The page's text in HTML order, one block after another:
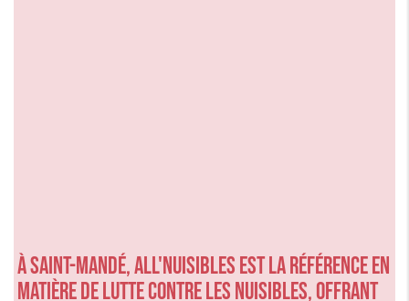
À Saint-Mandé, ALL'NUISIBLES est la référence en
matière de lutte contre les nuisibles, offrant